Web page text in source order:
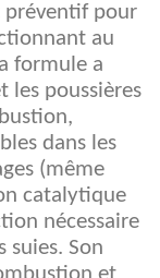
préventif pour
au
formule a
les poussières
dans les
(même
catalytique
nécessaire
suies. Son